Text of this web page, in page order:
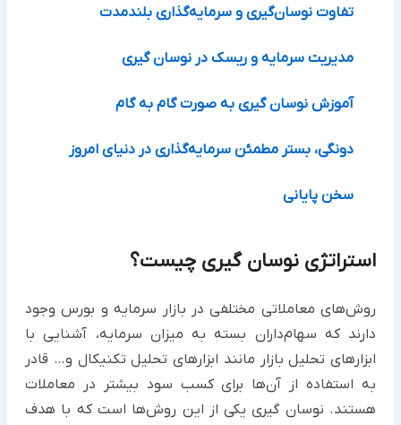
تفاوت نوسان‌گیری و سرمایه‌گذاری بلندمدت
مدیریت سرمایه و ریسک در نوسان‌ گیری
آموزش نوسان‌ گیری به صورت گام به گام
دونگی، بستر مطمئن سرمایه‌گذاری در دنیای امروز
سخن پایانی
استراتژی نوسان گیری چیست؟
روش‌های معاملاتی مختلفی در بازار سرمایه و بورس وجود
دارند که سهام‌داران بسته به میزان سرمایه، آشنایی با
ابزارهای تحلیل بازار مانند ابزارهای تحلیل تکنیکال و… قادر
به استفاده از آن‌ها برای کسب سود بیشتر در معاملات
هستند. نوسان گیری یکی از این روش‌ها است که با هدف